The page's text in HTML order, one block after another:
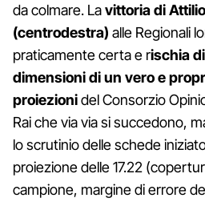
da colmare. Lavittoria di
(centrodestra) alle Regionali
praticamente certa e rischia
dimensioni di un vero e
proiezionidel Consorzio
Rai che via via si succedono,
lo scrutinio delle schede
proiezione delle 17.22
campione, margine di errore